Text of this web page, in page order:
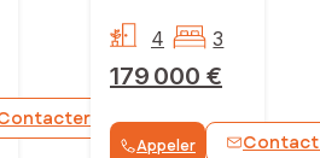
WhatsApp
179 000 €
4 3
Appeler